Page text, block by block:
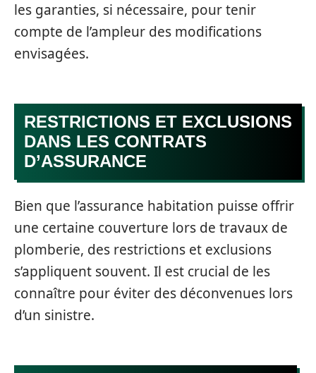
les garanties, si nécessaire, pour tenir
compte de l’ampleur des modifications
envisagées.
RESTRICTIONS ET EXCLUSIONS
DANS LES CONTRATS
D’ASSURANCE
Bien que l’assurance habitation puisse offrir
une certaine couverture lors de travaux de
plomberie, des restrictions et exclusions
s’appliquent souvent. Il est crucial de les
connaître pour éviter des déconvenues lors
d’un sinistre.